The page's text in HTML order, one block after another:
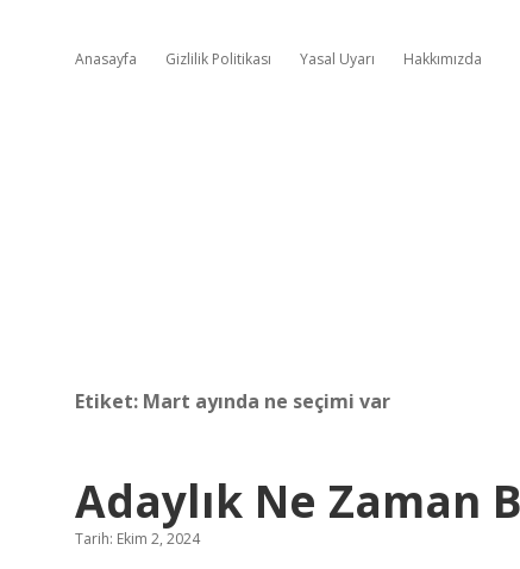
Anasayfa Gizlilik Politikası Yasal Uyarı Hakkımızda
Etiket: Mart ayında ne seçimi var
Adaylık Ne Zaman
Tarih: Ekim 2, 2024